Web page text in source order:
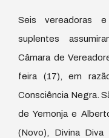
Seis vereadoras
suplentes
Câmara de
feira (17), em
Consciência Negra.
de Yemonja e
(Novo), Divina